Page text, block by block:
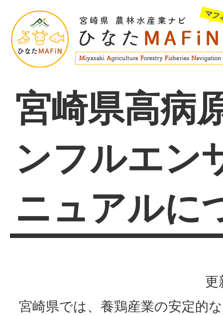
宮崎県高病
ンフルエン
ニュアルに
更
宮崎県では、養鶏産業の安定的